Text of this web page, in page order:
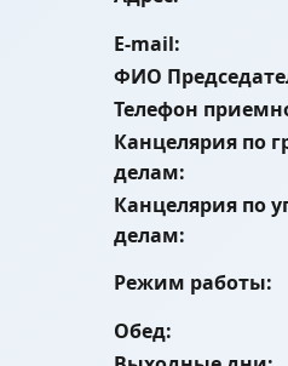
E-mail:
ФИО
Телефон
Канцелярия по
делам:
Канцелярия по
делам:
Режим работы:
Обед: